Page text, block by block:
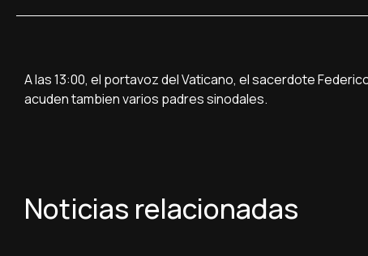
A las 13:00, el portavoz del Vaticano, el sacerdote
acuden tambien varios padres sinodales.
Noticias relacionadas